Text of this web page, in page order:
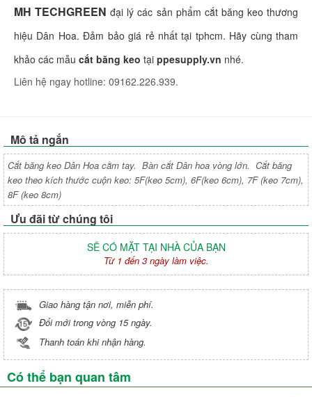
MH TECHGREEN đại lý các sản phẩm cắt băng keo thương
hiệu Dân Hoa. Đảm bảo giá rẻ nhất tại tphcm. Hãy cùng tham
khảo các mẫu cắt băng keo tại ppesupply.vn nhé.
Liên hệ ngay hotline: 09162.226.939.
Mô tả ngắn
Cắt băng keo Dân Hoa cằm tay. Bàn cắt Dân hoa vòng lớn. Cắt băng
keo theo kích thước cuộn keo: 5F(keo 5cm), 6F(keo 6cm), 7F (keo 7cm),
8F (keo 8cm)
Ưu đãi từ chúng tôi
SẼ CÓ MẶT TẠI NHÀ CỦA BẠN
Từ 1 đến 3 ngày làm việc.
Giao hàng tận nơi, miễn phí.
Đổi mới trong vòng 15 ngày.
Thanh toán khi nhận hàng.
Có thể bạn quan tâm